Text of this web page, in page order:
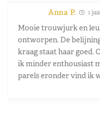
Anna P. 1
Mooie trouwjurk en
ontworpen. De
kraag staat haar goed.
ik minder enthousiast
parels eronder vind ik